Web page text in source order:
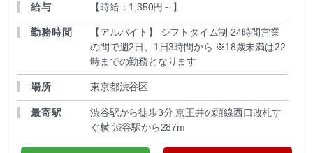
給与 【時給：1,350円～ 】
勤務時間
【アルバイト】 シフトタイム制 24時間営業
の間で週2日、1日3時間から ※18歳未満は22
時までの勤務となります
場所 東京都渋谷区
最寄駅
渋谷駅から徒歩3分 京王井の頭線西口改札す
ぐ横 渋谷駅から287m